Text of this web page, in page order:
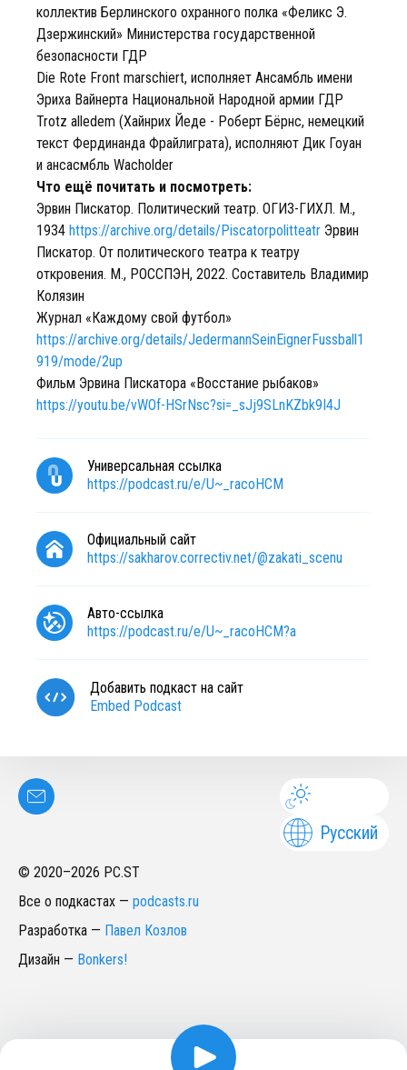
коллектив Берлинского охранного полка «Феликс Э.
Дзержинский» Министерства государственной
безопасности ГДР
Die Rote Front marschiert, исполняет Ансамбль имени
Эриха Вайнерта Национальной Народной армии ГДР
Trotz alledem (Хайнрих Йеде - Роберт Бёрнс, немецкий
текст Фердинанда Фрайлиграта), исполняют Дик Гоуан
и ансасмбль Wacholder
Что ещё почитать и посмотреть:
Эрвин Пискатор. Политический театр. ОГИЗ-ГИХЛ. М.,
1934 https://archive.org/details/Piscatorpolitteatr Эрвин
Пискатор. От политического театра к театру
откровения. М., РОССПЭН, 2022. Составитель Владимир
Колязин
Журнал «Каждому свой футбол»
https://archive.org/details/JedermannSeinEignerFussball1
919/mode/2up
Фильм Эрвина Пискатора «Восстание рыбаков»
https://youtu.be/vWOf-HSrNsc?si=_sJj9SLnKZbk9I4J
Универсальная ссылка
https://podcast.ru/e/U~_racoHCM
Официальный сайт
https://sakharov.correctiv.net/@zakati_scenu
Авто-ссылка
https://podcast.ru/e/U~_racoHCM?a
Добавить подкаст на сайт
Embed Podcast
Русский
© 2020–2026 PC.ST
Все о подкастах — podcasts.ru
Разработка — Павел Козлов
Дизайн — Bonkers!